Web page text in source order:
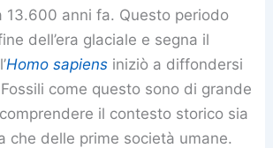
13.600 anni fa. Questo periodo
dell’era glaciale e segna il
Homo sapiens iniziò a diffondersi
come questo sono di grande
il contesto storico sia
che delle prime società umane.